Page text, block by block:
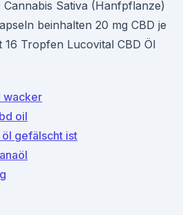
Sativa (Hanfpflanze)
beinhalten 20 mg CBD je
16 Tropfen Lucovital CBD Öl
wacker
oil
gefälscht ist